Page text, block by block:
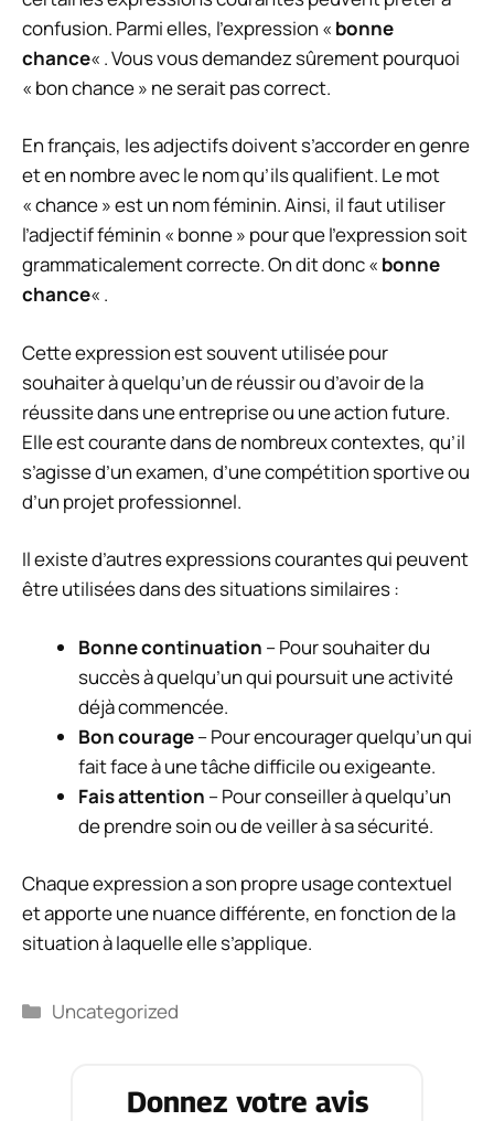
confusion. Parmi elles, l’expression « bonne
chance« . Vous vous demandez sûrement pourquoi
« bon chance » ne serait pas correct.
En français, les adjectifs doivent s’accorder en genre
et en nombre avec le nom qu’ils qualifient. Le mot
« chance » est un nom féminin. Ainsi, il faut utiliser
l’adjectif féminin « bonne » pour que l’expression soit
grammaticalement correcte. On dit donc « bonne
chance« .
Cette expression est souvent utilisée pour
souhaiter à quelqu’un de réussir ou d’avoir de la
réussite dans une entreprise ou une action future.
Elle est courante dans de nombreux contextes, qu’il
s’agisse d’un examen, d’une compétition sportive ou
d’un projet professionnel.
Il existe d’autres expressions courantes qui peuvent
être utilisées dans des situations similaires :
Bonne continuation – Pour souhaiter du
succès à quelqu’un qui poursuit une activité
déjà commencée.
Bon courage– Pour encourager quelqu’un qui
fait face à une tâche difficile ou exigeante.
Fais attention – Pour conseiller à quelqu’un
de prendre soin ou de veiller à sa sécurité.
Chaque expression a son propre usage contextuel
et apporte une nuance différente, en fonction de la
situation à laquelle elle s’applique.
Catégories
Uncategorized
Donnez votre avis